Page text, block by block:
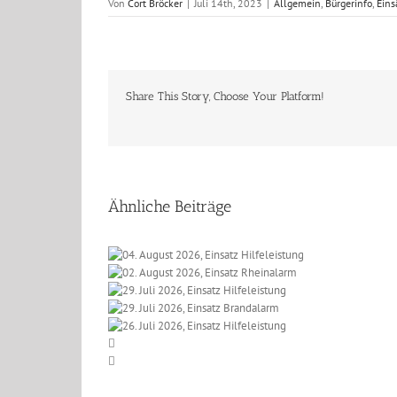
Von Cort Bröcker | Juli 14th, 2023 | Allgemein, Bürgerinfo,
Share This Story, Choose Your Platform!
Ähnliche Beiträge